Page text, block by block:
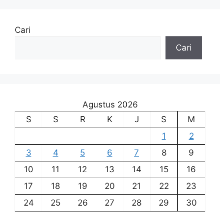
Cari
Cari
Agustus 2026
S
S R K J S
M
1
2
3
4 5 6 7 8
9
10
11 12 13 14 15
16
17
18 19 20 21 22
23
24
25 26 27 28 29 30